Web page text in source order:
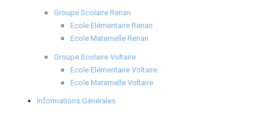
Groupe Scolaire Renan
Ecole Elémentaire Renan
Ecole Maternelle Renan
Groupe Scolaire Voltaire
Ecole Elémentaire Voltaire
Ecole Maternelle Voltaire
Informations Générales